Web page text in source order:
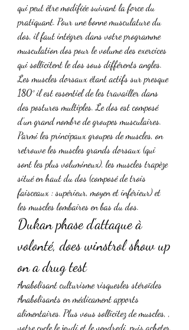
qui peut être modifiée suivant la force du
pratiquant. Pour une bonne musculature du
dos, il faut intégrer dans votre programme
musculation dos pour le volume des exercices
qui sollicitent le dos sous différents angles.
Les muscles dorsaux étant actifs sur presque
180° il est essentiel de les travailler dans
des postures multiples. Le dos est composé
d’un grand nombre de groupes musculaires.
Parmi les principaux groupes de muscles, on
retrouve les muscles grands dorsaux (qui
sont les plus volumineux), les muscles trapèze
situé en haut du dos (composé de trois
faisceaux : supérieur, moyen et inférieur) et
les muscles lombaires en bas du dos.
Dukan phase d'attaque à
volonté, does winstrol show up
on a drug test
Anabolisant culturisme risquesles stéroïdes
Anabolisants en médicament apports
alimentaires. Plus vous sollicitez de muscles, ,
votre cycle le jeudi et le vendredi, puis acheter